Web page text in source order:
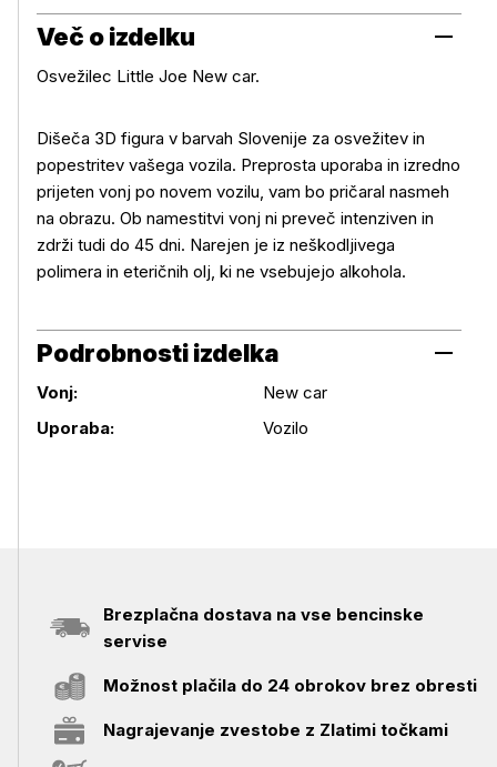
Več o izdelku
Več o izdelku
Osvežilec Little Joe New car.
Dišeča 3D figura v barvah Slovenije za osvežitev in
popestritev vašega vozila. Preprosta uporaba in izredno
prijeten vonj po novem vozilu, vam bo pričaral nasmeh
na obrazu. Ob namestitvi vonj ni preveč intenziven in
zdrži tudi do 45 dni. Narejen je iz neškodljivega
polimera in eteričnih olj, ki ne vsebujejo alkohola.
Podrobnosti izdelka
Podrobnosti izdelka
Vonj:
New car
Uporaba:
Vozilo
Brezplačna dostava na vse bencinske
servise
Možnost plačila do 24 obrokov brez obresti
Nagrajevanje zvestobe z Zlatimi točkami